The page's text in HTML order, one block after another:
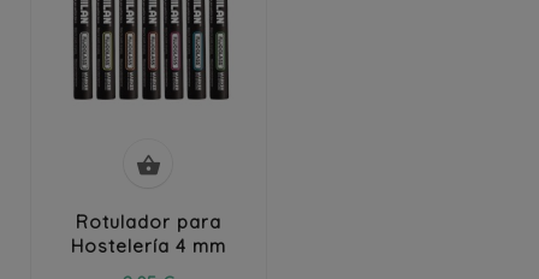

Rotulador para
Hostelería 4 mm